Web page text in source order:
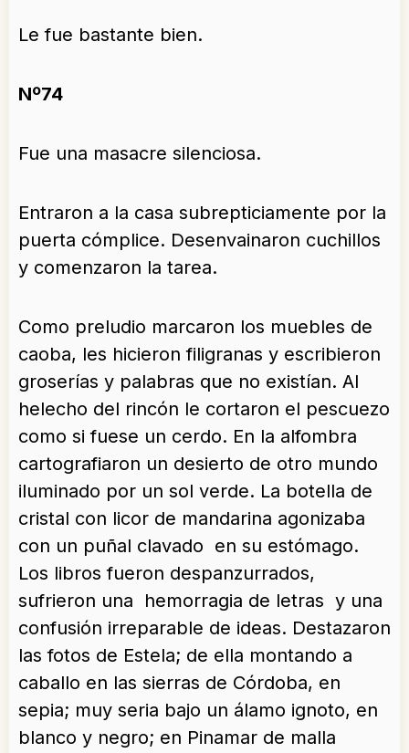
Le fue bastante bien.
Nº74
Fue una masacre silenciosa.
Entraron a la casa subrepticiamente por la
puerta cómplice. Desenvainaron cuchillos
y comenzaron la tarea.
Como preludio marcaron los muebles de
caoba, les hicieron filigranas y escribieron
groserías y palabras que no existían. Al
helecho del rincón le cortaron el pescuezo
como si fuese un cerdo. En la alfombra
cartografiaron un desierto de otro mundo
iluminado por un sol verde. La botella de
cristal con licor de mandarina agonizaba
con un puñal clavado en su estómago.
Los libros fueron despanzurrados,
sufrieron una hemorragia de letras y una
confusión irreparable de ideas. Destazaron
las fotos de Estela; de ella montando a
caballo en las sierras de Córdoba, en
sepia; muy seria bajo un álamo ignoto, en
blanco y negro; en Pinamar de malla